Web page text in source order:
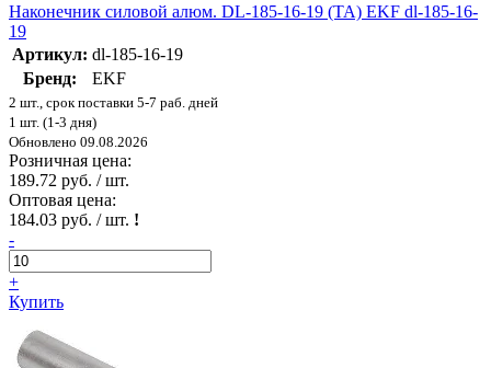
Наконечник силовой алюм. DL-185-16-19 (ТА) EKF dl-185-16-
19
Артикул: dl-185-16-19
Бренд:
EKF
2 шт., срок поставки 5-7 раб. дней
1 шт. (1-3 дня)
Обновлено 09.08.2026
Розничная цена:
189.72 руб. / шт.
Оптовая цена:
184.03 руб. / шт. !
-
+
Купить